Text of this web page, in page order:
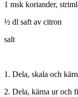
1 msk koriander,
½ dl saft av citron
salt
1. Dela, skala och
2. Dela, kärna ur och